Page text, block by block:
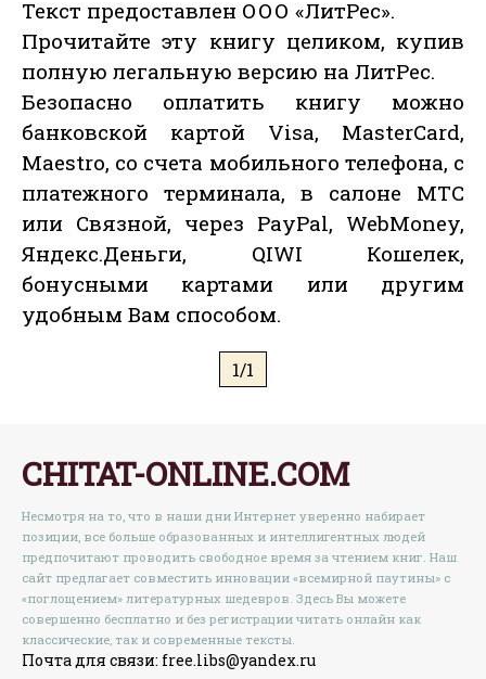
Текст предоставлен ООО «ЛитРес».
Прочитайте эту книгу целиком, купив
полную легальную версию на ЛитРес.
Безопасно оплатить книгу можно
банковской картой Visa, MasterCard,
Maestro, со счета мобильного телефона, с
платежного терминала, в салоне МТС
или Связной, через PayPal, WebMoney,
Яндекс.Деньги, QIWI Кошелек,
бонусными картами или другим
удобным Вам способом.
1/1
CHITAT-ONLINE.COM
Несмотря на то, что в наши дни Интернет уверенно набирает
позиции, все больше образованных и интеллигентных людей
предпочитают проводить свободное время за чтением книг. Наш
сайт предлагает совместить инновации «всемирной паутины» с
«поглощением» литературных шедевров. Здесь Вы можете
совершенно бесплатно и без регистрации читать онлайн как
классические, так и современные тексты.
Почта для связи: free.libs@yandex.ru